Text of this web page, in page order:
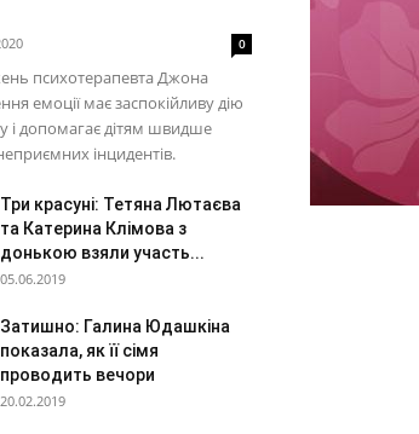
0
психотерапевта Джона
емоції має заспокійливу дію
і допомагає дітям швидше
інцидентів.
Три красуні: Тетяна Лютаєва
та Катерина Клімова з
донькою взяли участь...
05.06.2019
Затишно: Галина Юдашкіна
показала, як її сімя
проводить вечори
20.02.2019